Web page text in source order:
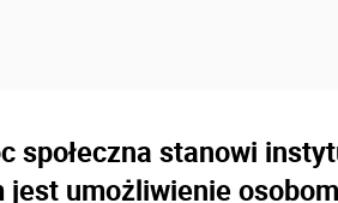
społeczna stanowi
jest umożliwienie